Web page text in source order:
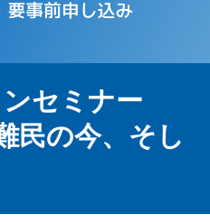
セミナー
民の今、そし